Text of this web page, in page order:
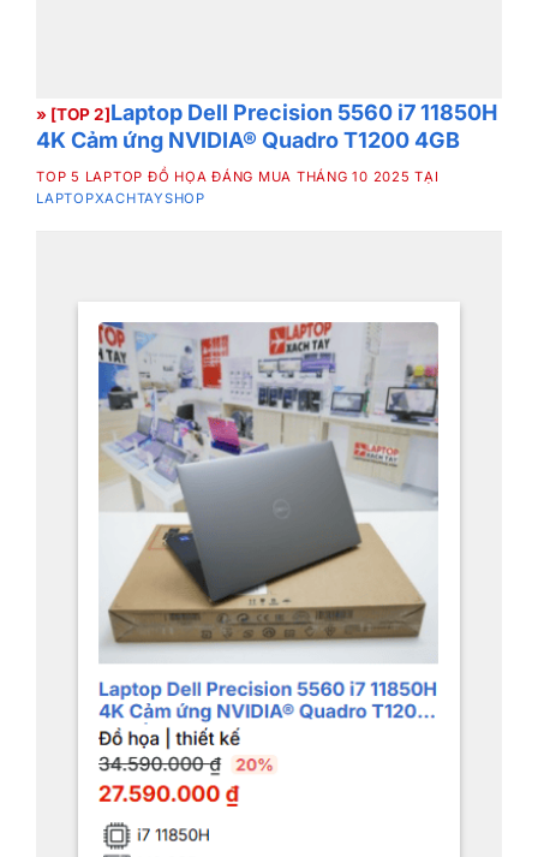
» [TOP 2]Laptop Dell Precision 5560 i7 11850H
4K Cảm ứng NVIDIA® Quadro T1200 4GB
TOP 5 LAPTOP ĐỒ HỌA ĐÁNG MUA THÁNG 10 2025 TẠI
LAPTOPXACHTAYSHOP